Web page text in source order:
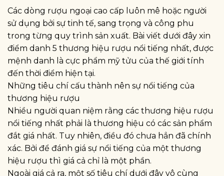
Các dòng rượu ngoại cao cấp luôn mê hoặc người
sử dụng bởi sự tinh tế, sang trọng và công phu
trong từng quy trình sản xuất. Bài viết dưới đây xin
điểm danh 5 thương hiệu rượu nổi tiếng nhất, được
mệnh danh là cực phẩm mỹ tửu của thế giới tính
đến thời điểm hiện tại.
Những tiêu chí cấu thành nên sự nổi tiếng của
thương hiệu rượu
Nhiều người quan niệm rằng các thương hiệu rượu
nổi tiếng nhất phải là thương hiệu có các sản phẩm
đắt giá nhất. Tuy nhiên, điều đó chưa hẳn đã chính
xác. Bởi để đánh giá sự nổi tiếng của một thương
hiệu rượu thì giá cả chỉ là một phần.
Ngoài giá cả ra, một số tiêu chí dưới đây vô cùng